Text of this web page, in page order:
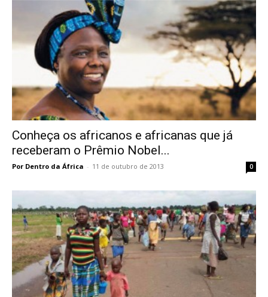
Conheça os africanos e africanas que já
receberam o Prêmio Nobel...
Por Dentro da África - 11 de outubro de 2013 0